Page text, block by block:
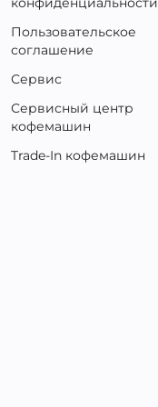
Пользовательское
соглашение
Сервис
Сервисный центр
кофемашин
Trade-In кофемашин